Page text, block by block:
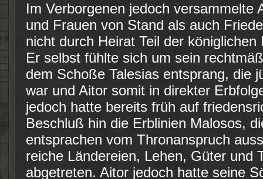
Im Verborgenen jedoch versammelte
und Frauen von Stand als auch
nicht durch Heirat Teil der
Er selbst fühlte sich um sein
dem Schoße Talesias entsprang, die
war und Aitor somit in direkter
jedoch hatte bereits früh auf
Beschluß hin die Erblinien Malosos,
entsprachen vom Thronanspruch
reiche Ländereien, Lehen, Güter und
abgetreten. Aitor jedoch hatte seine